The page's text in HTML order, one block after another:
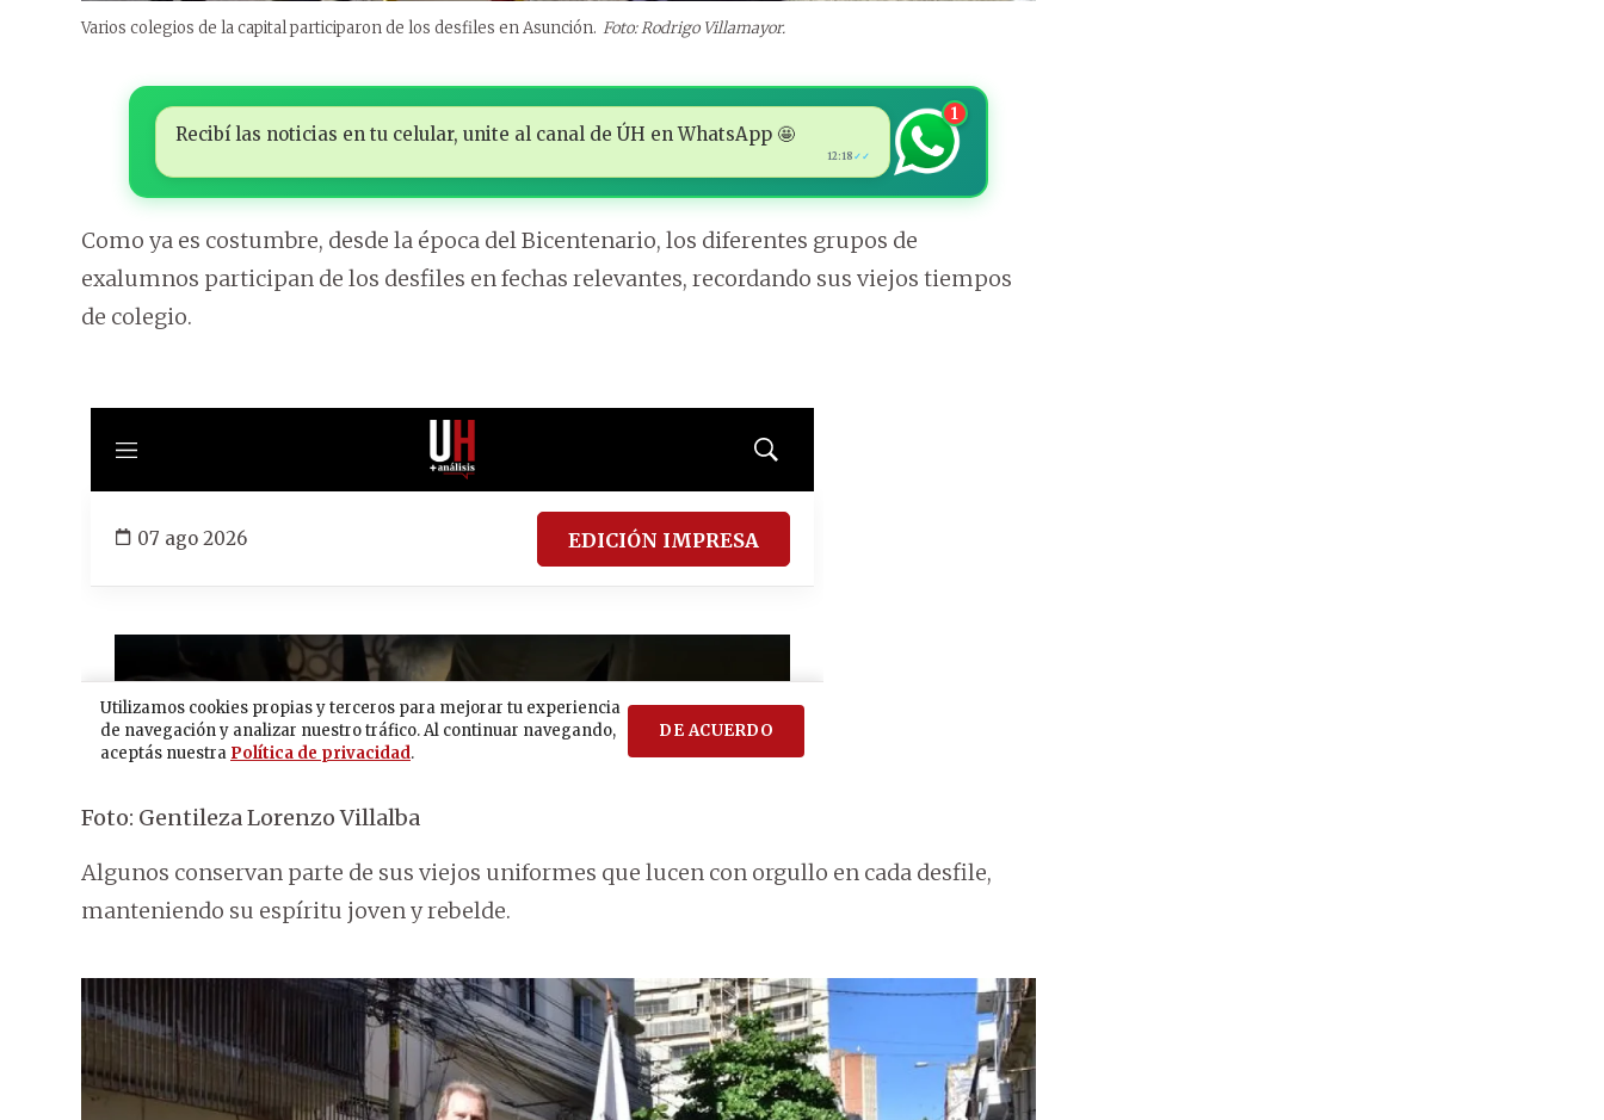
Varios colegios de la capital participaron de los desfiles en Asunción. Foto: Rodrigo Villamayor.
Recibí las noticias en tu celular, unite al canal de ÚH en WhatsApp 🤩
12:18 ✓✓
1
Como ya es costumbre, desde la época del Bicentenario, los diferentes grupos de
exalumnos participan de los desfiles en fechas relevantes, recordando sus viejos tiempos
de colegio.
Foto: Gentileza Lorenzo Villalba
Algunos conservan parte de sus viejos uniformes que lucen con orgullo en cada desfile,
manteniendo su espíritu joven y rebelde.